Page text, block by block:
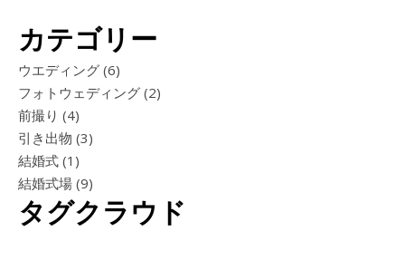
カテゴリー
ウエディング (6)
フォトウェディング (2)
前撮り (4)
引き出物 (3)
結婚式 (1)
結婚式場 (9)
タグクラウド